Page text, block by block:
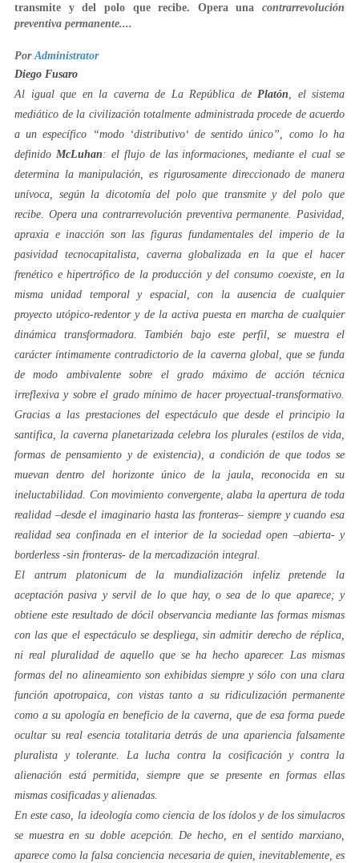
transmite y del polo que recibe. Opera una contrarrevolución
preventiva permanente....
Por Administrator
Diego Fusaro
Al igual que en la cavernade La República de Platón , el sistema
mediático de la civilización totalmente administrada procede de acuerdo
a un específico “modo ‘distributivo‘ de sentido único”, como lo ha
definido McLuhan : el flujo de las informaciones, mediante el cual se
determina la manipulación, es rigurosamente direccionado de manera
unívoca, según la dicotomía del polo que transmite y del polo que
recibe. Opera una contrarrevolución preventivapermanente. Pasividad,
apraxia e inacción son las figuras fundamentales del imperio de la
pasividad tecnocapitalista, cavernaglobalizada en la que el hacer
frenético e hipertrófico de la producción y del consumo coexiste, en la
misma unidad temporal y espacial, con la ausencia de cualquier
proyecto utópico-redentor y de la activa puesta en marcha de cualquier
dinámica transformadora. También bajo este perfil, se muestra el
carácter íntimamente contradictorio de la cavernaglobal, que se funda
de modo ambivalente sobre el grado máximo de acción técnica
irreflexiva y sobre el grado mínimo de hacerproyectual-transformativo.
Gracias a las prestaciones del espectáculo que desde el principio la
santifica, la caverna planetarizada celebra los plurales (estilos de vida,
formas de pensamiento y de existencia), a condición de que todos se
muevan dentro del horizonte único de la jaula, reconocida en su
ineluctabilidad. Con movimiento convergente, alaba la apertura de toda
realidad –desde el imaginario hasta las fronteras– siempre y cuando esa
realidad sea confinada en el interior de la sociedadopen –abierta- y
borderless -sin fronteras- de la mercadización integral.
El antrum platonicumde la mundialización infeliz pretende la
aceptación pasiva y servil de lo que hay, o sea de lo que aparece; y
obtiene este resultado de dócil observancia mediante las formas mismas
con las que el espectáculo se despliega, sin admitir derecho de réplica,
ni real pluralidad de aquello que se ha hecho aparecer. Las mismas
formas del no alineamiento son exhibidas siempre y sólo con una clara
función apotropaica, con vistas tanto a su ridiculización permanente
como a su apología en beneficio de la caverna, que de esa forma puede
ocultar su real esencia totalitaria detrás de una apariencia falsamente
pluralista y tolerante. La lucha contra la cosificación y contra la
alienación está permitida, siempre que se presente en formas ellas
mismas cosificadas y alienadas.
En este caso, la ideología como ciencia de los ídolos y de los simulacros
se muestra en su doble acepción. De hecho, en el sentido marxiano
aparece como lafalsa conciencia necesariade quien, inevitablemente, es